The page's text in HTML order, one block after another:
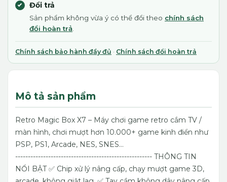
Đổi trả
Sản phẩm không vừa ý có thể đổi theo chính sách
đổi hoàn trả
Chính sách bảo hành đầy đủ · Chính sách đổi hoàn trả
Mô tả sản phẩm
Retro Magic Box X7 – Máy chơi game retro cắm TV /
màn hình, chơi mượt hơn 10.000+ game kinh điển như
PSP, PS1, Arcade, NES, SNES…
------------------------------------------------------ THÔNG TIN
NỔI BẬT✅ Chip xử lý nâng cấp, chạy mượt game 3D,